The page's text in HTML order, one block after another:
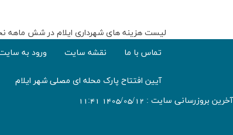
لیست هزینه های شهرداری ایلام در شش ماهه نخست سال 1393 به
تماس با ما
نقشه سایت ورود به
آیین افتتاح پارک محله ای مصلی شهر ایلام
آخرین بروزرسانی سایت : 1405/05/12 11:41